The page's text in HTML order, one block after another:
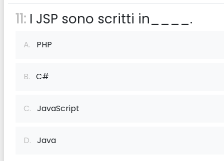
11: I JSP sono scritti in____.
A. PHP
B. C#
C. JavaScript
D. Java